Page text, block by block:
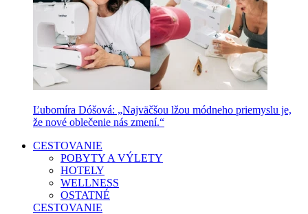
Ľubomíra Dóšová: „Najväčšou lžou módneho priemyslu je,
že nové oblečenie nás zmení.“
CESTOVANIE
POBYTY A VÝLETY
HOTELY
WELLNESS
OSTATNÉ
CESTOVANIE